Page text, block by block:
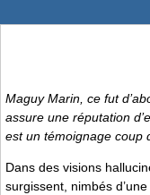
Maguy Marin, ce fut
assure une réputation
est un témoignage coup
Dans des visions
surgissent, nimbés